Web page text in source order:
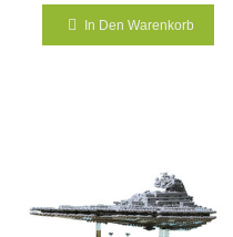
In Den Warenkorb